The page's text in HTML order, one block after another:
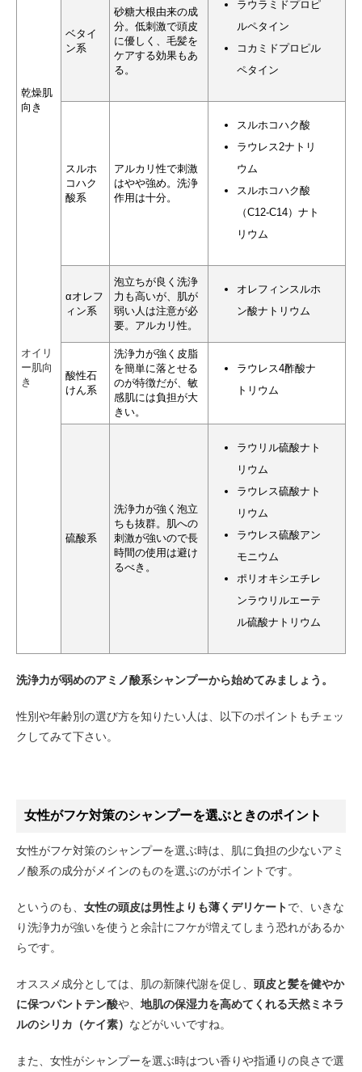
乾燥肌
向き
オイリ
ー肌向
き
ベタイ
ン系
砂糖大根由来の成
分。低刺激で頭皮
に優しく、毛髪を
ケアする効果もあ
る。
ラウラミドプロピ
ルペタイン
コカミドプロピル
ペタイン
スルホ
コハク
酸系
アルカリ性で刺激
はやや強め。洗浄
作用は十分。
スルホコハク酸
ラウレス2ナトリ
ウム
スルホコハク酸
（C12-C14）ナト
リウム
αオレフ
ィン系
泡立ちが良く洗浄
力も高いが、肌が
弱い人は注意が必
要。アルカリ性。
オレフィンスルホ
ン酸ナトリウム
酸性石
けん系
洗浄力が強く皮脂
を簡単に落とせる
のが特徴だが、敏
感肌には負担が大
きい。
ラウレス4酢酸ナ
トリウム
硫酸系
洗浄力が強く泡立
ちも抜群。肌への
刺激が強いので長
時間の使用は避け
るべき。
ラウリル硫酸ナト
リウム
ラウレス硫酸ナト
リウム
ラウレス硫酸アン
モニウム
ポリオキシエチレ
ンラウリルエーテ
ル硫酸ナトリウム
洗浄力が弱めのアミノ酸系シャンプーから始めてみましょう。
性別や年齢別の選び方を知りたい人は、以下のポイントもチェッ
クしてみて下さい。
女性がフケ対策のシャンプーを選ぶときのポイント
女性がフケ対策のシャンプーを選ぶ時は、肌に負担の少ないアミ
ノ酸系の成分がメインのものを選ぶのがポイントです。
というのも、 女性の頭皮は男性よりも薄くデリケートで、いきな
り洗浄力が強いを使うと余計にフケが増えてしまう恐れがあるか
らです。
オススメ成分としては、肌の新陳代謝を促し、 頭皮と髪を健やか
に保つパントテン酸や、 地肌の保湿力を高めてくれる天然ミネラ
ルのシリカ（ケイ素） などがいいですね。
また、女性がシャンプーを選ぶ時はつい香りや指通りの良さで選